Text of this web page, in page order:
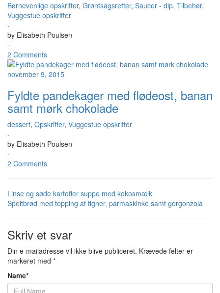
Børnevenlige opskrifter, Grøntsagsretter, Saucer - dip, Tilbehør,
Vuggestue opskrifter
-
by Elisabeth Poulsen
-
2 Comments
november 9, 2015
Fyldte pandekager med flødeost, banan
samt mørk chokolade
dessert, Opskrifter, Vuggestue opskrifter
-
by Elisabeth Poulsen
-
2 Comments
Linse og søde kartofler suppe med kokosmælk
Speltbrød med topping af figner, parmaskinke samt gorgonzola
Skriv et svar
Din e-mailadresse vil ikke blive publiceret. Krævede felter er
markeret med *
Name*